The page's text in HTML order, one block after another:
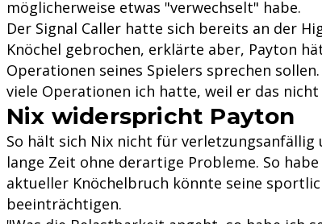
möglicherweise etwas "verwechselt" habe.
Der Signal Caller hatte sich bereits an der
Knöchel gebrochen, erklärte aber, Payton
Operationen seines Spielers sprechen
viele Operationen ich hatte, weil er das
Nix widerspricht Payton
So hält sich Nix nicht für verletzungsanfällig
lange Zeit ohne derartige Probleme. So
aktueller Knöchelbruch könnte seine
beeinträchtigen.